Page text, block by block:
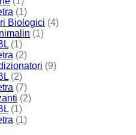
(1)
Biologici (4)
(1)
(1)
(2)
(9)
(2)
(7)
(2)
(1)
(1)